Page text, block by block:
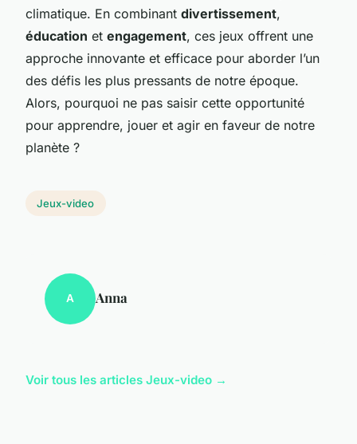
climatique. En combinant divertissement,
éducation et engagement, ces jeux offrent une
approche innovante et efficace pour aborder l’un
des défis les plus pressants de notre époque.
Alors, pourquoi ne pas saisir cette opportunité
pour apprendre, jouer et agir en faveur de notre
planète ?
Jeux-video
A Anna
Voir tous les articles Jeux-video →